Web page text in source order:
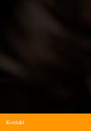
Kontakt